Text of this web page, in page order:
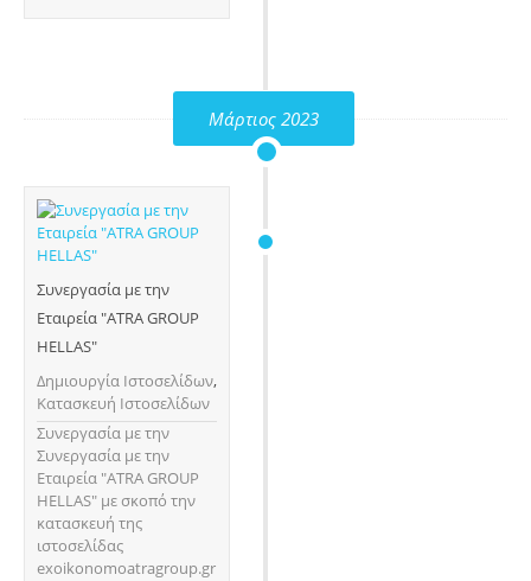
Μάρτιος 2023
Συνεργασία με την
Εταιρεία "ATRA GROUP
HELLAS"
Δημιουργία Ιστοσελίδων,
Κατασκευή Ιστοσελίδων
Συνεργασία με την
Συνεργασία με την
Εταιρεία "ATRA GROUP
HELLAS" με σκοπό την
κατασκευή της
ιστοσελίδας
exoikonomoatragroup.gr